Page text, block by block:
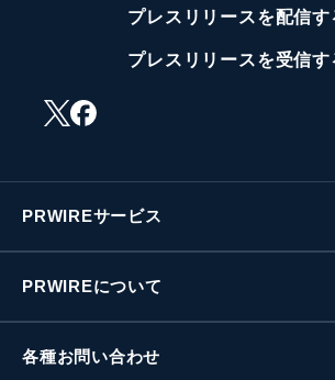
プレスリリースを配信す
プレスリリースを受信す
PRWIREサービス
PRWIREについて
各種お問い合わせ